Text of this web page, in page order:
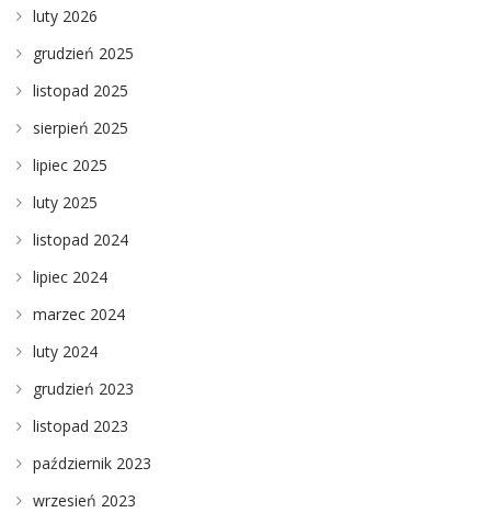
luty 2026
grudzień 2025
listopad 2025
sierpień 2025
lipiec 2025
luty 2025
listopad 2024
lipiec 2024
marzec 2024
luty 2024
grudzień 2023
listopad 2023
październik 2023
wrzesień 2023